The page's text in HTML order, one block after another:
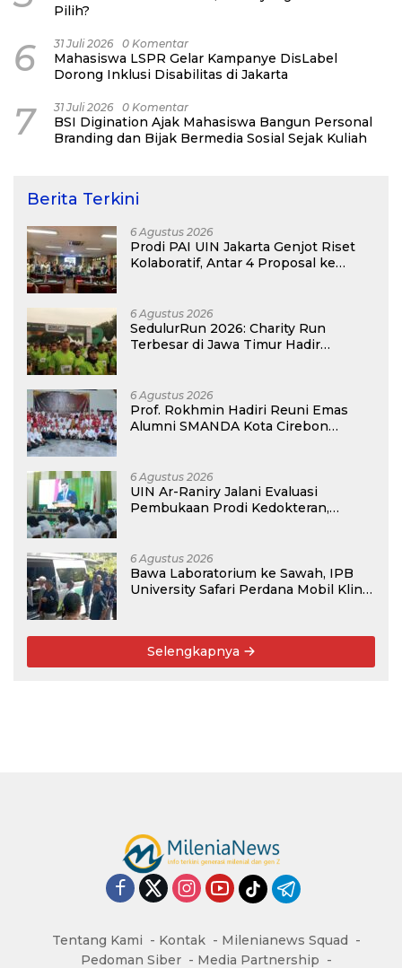
Pilih?
6 31 Juli 2026 0 Komentar
Mahasiswa LSPR Gelar Kampanye DisLabel
Dorong Inklusi Disabilitas di Jakarta
7 31 Juli 2026 0 Komentar
BSI Digination Ajak Mahasiswa Bangun Personal
Branding dan Bijak Bermedia Sosial Sejak Kuliah
Berita Terkini
6 Agustus 2026
Prodi PAI UIN Jakarta Genjot Riset
Kolaboratif, Antar 4 Proposal ke
6 Agustus 2026
SedulurRun 2026: Charity Run
Terbesar di Jawa Timur Hadir
Guru Honorer
6 Agustus 2026
Prof. Rokhmin Hadiri Reuni Emas
Alumni SMANDA Kota Cirebon
6 Agustus 2026
UIN Ar-Raniry Jalani Evaluasi
Pembukaan Prodi Kedokteran,
6 Agustus 2026
Bawa Laboratorium ke Sawah, IPB
University Safari Perdana Mobil Klinik
Selengkapnya
Tentang Kami Kontak
Milenianews Squad
Pedoman Siber
Media Partnership